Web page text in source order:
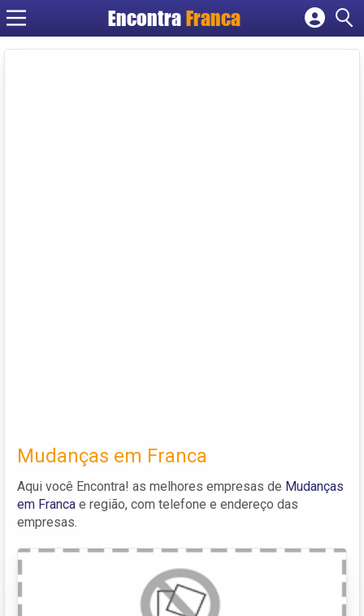
Encontra Franca
Cadastrar empresa
Mudanças em Franca
Aqui você Encontra! as melhores empresas de Mudanças
em Franca e região, com telefone e endereço das
empresas.